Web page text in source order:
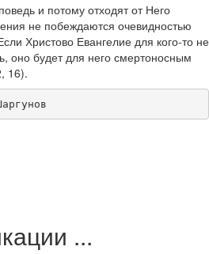
и потому отходят от Него
не побеждаются очевидностью
Христово Евангелие для кого-то не
оно будет для него смертоносным
16).
...